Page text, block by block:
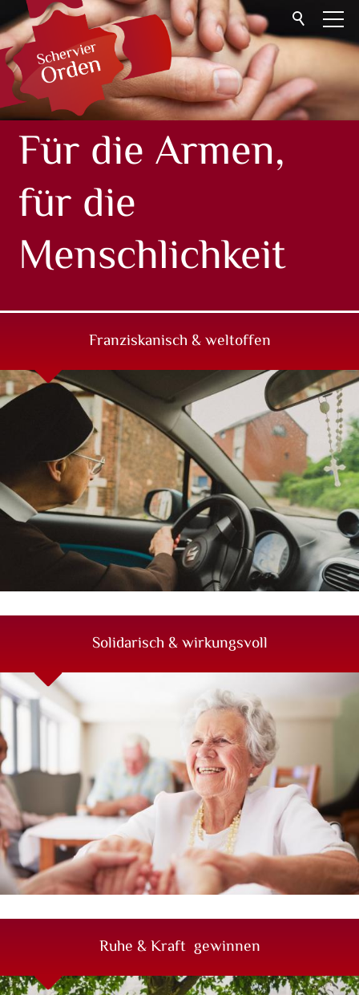
Start
Gemeinschaft
Helfen
Angebote
Kontakt
Für die Armen,
für die
Menschlichkeit
Franziskanisch & weltoffen
Die Vision der Franziska Schervier im heute leben | ©
Christina Sobiraj
mehr erfahren
Solidarisch & wirkungsvoll
Unser soziales und seelsorgliches Engagement für die
Armen und jene, die am Rande der Gesellschaft stehen.
Ruhe & Kraft gewinnen